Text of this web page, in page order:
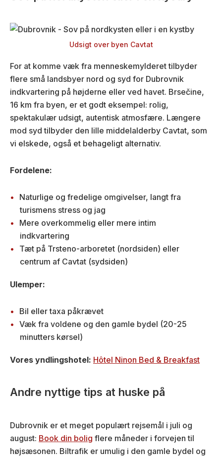
Udsigt over byen Cavtat
For at komme væk fra menneskemylderet tilbyder
flere små landsbyer nord og syd for Dubrovnik
indkvartering på højderne eller ved havet. Brsečine,
16 km fra byen, er et godt eksempel: rolig,
spektakulær udsigt, autentisk atmosfære. Længere
mod syd tilbyder den lille middelalderby Cavtat, som
vi elskede, også et behageligt alternativ.
Fordelene:
Naturlige og fredelige omgivelser, langt fra
turismens stress og jag
Mere overkommelig eller mere intim
indkvartering
Tæt på Trsteno-arboretet (nordsiden) eller
centrum af Cavtat (sydsiden)
Ulemper:
Bil eller taxa påkrævet
Væk fra voldene og den gamle bydel (20-25
minutters kørsel)
Vores yndlingshotel: Hôtel Ninon Bed & Breakfast
Andre nyttige tips at huske på
Dubrovnik er et meget populært rejsemål i juli og
august: Book din bolig flere måneder i forvejen til
højsæsonen. Biltrafik er umulig i den gamle bydel og